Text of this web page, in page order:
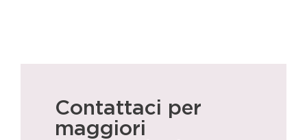
Contattaci per
maggiori